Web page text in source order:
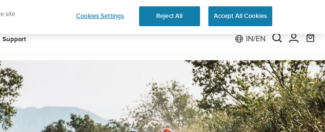
designed for runners Shop Run
Support IN/EN
site
Cookies Settings Reject All Accept All Cookies